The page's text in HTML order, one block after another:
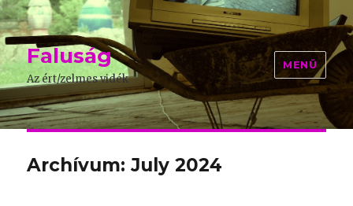
Faluság
Az ért/zelmes vidék
MENÜ
Archívum: July 2024